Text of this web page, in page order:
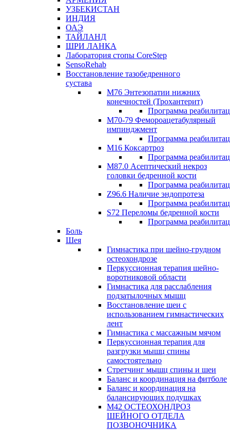
УЗБЕКИСТАН
ИНДИЯ
ОАЭ
ТАЙЛАНД
ШРИ ЛАНКА
Лаборатория стопы CoreStep
SensoRehab
Восстановление тазобедренного
сустава
М76 Энтезопатии нижних
конечностей (Трохантерит)
Программа
М70-79 Фемороацетабулярный
импинджмент
Программа
M16 Коксартроз
Программа
М87.0 Асептический некроз
головки бедренной кости
Программа
Z96.6 Наличие эндопротеза
Программа
S72 Переломы бедренной кости
Программа
Боль
Шея
Гимнастика при шейно-грудном
остеохондрозе
Перкуссионная терапия шейно-
воротниковой области
Гимнастика для расслабления
подзатылочных мышц
Восстановление шеи с
использованием гимнастических
лент
Гимнастика с массажным мячом
Перкуссионная терапия для
разгрузки мышц спины
самостоятельно
Стретчинг мышц спины и шеи
Баланс и координация на фитболе
Баланс и координация на
балансирующих подушках
М42 ОСТЕОХОНДРОЗ
ШЕЙНОГО ОТДЕЛА
ПОЗВОНОЧНИКА